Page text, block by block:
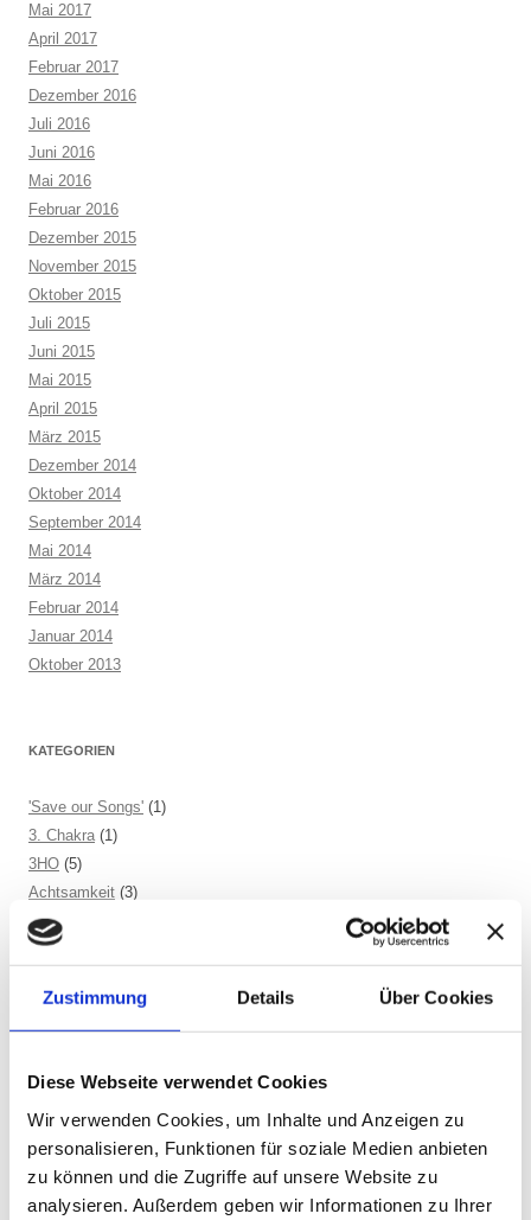
Zustimmung Details Über Cookies
Diese Webseite verwendet Cookies
Wir verwenden Cookies, um Inhalte und Anzeigen zu
personalisieren, Funktionen für soziale Medien anbieten
zu können und die Zugriffe auf unsere Website zu
analysieren. Außerdem geben wir Informationen zu Ihrer
Mai 2017
April 2017
Februar 2017
Dezember 2016
Juli 2016
Juni 2016
Mai 2016
Februar 2016
Dezember 2015
November 2015
Oktober 2015
Juli 2015
Juni 2015
Mai 2015
April 2015
März 2015
Dezember 2014
Oktober 2014
September 2014
Mai 2014
März 2014
Februar 2014
Januar 2014
Oktober 2013
KATEGORIEN
'Save our Songs' (1)
3. Chakra (1)
3HO (5)
Achtsamkeit (3)
Achtsamkeitspraxis
Ahnen
Allgemein(197)
Amrit Vela(1)
Arjuna(2)
Astrologie(1)
Atem(41)
Atmung(3)
Atom(1)